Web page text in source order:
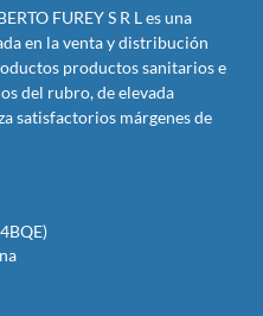
FUREY S R L es una
en la venta y distribución
productos sanitarios e
del rubro, de elevada
satisfactorios márgenes de